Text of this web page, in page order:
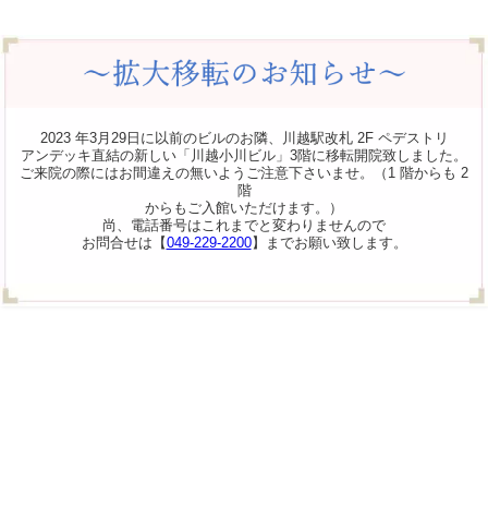
2023 年3月29日に以前のビルのお隣、川越駅改札 2F ペデストリ
アンデッキ直結の新しい「川越小川ビル」3階に移転開院致しました。
ご来院の際にはお間違えの無いようご注意下さいませ。（1 階からも 2
階
からもご入館いただけます。）
尚、電話番号はこれまでと変わりませんので
お問合せは【049-229-2200】までお願い致します。